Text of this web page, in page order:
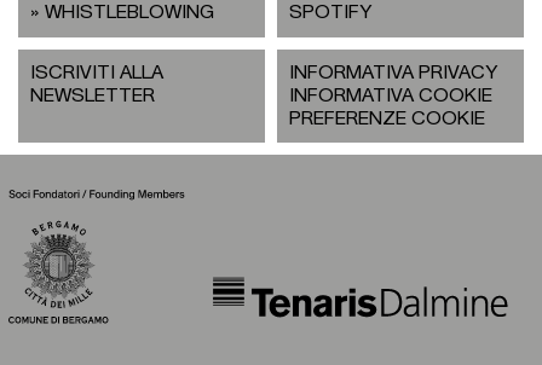
WHISTLEBLOWING
SPOTIFY
ISCRIVITI ALLA
NEWSLETTER
INFORMATIVA PRIVACY
INFORMATIVA COOKIE
PREFERENZE COOKIE